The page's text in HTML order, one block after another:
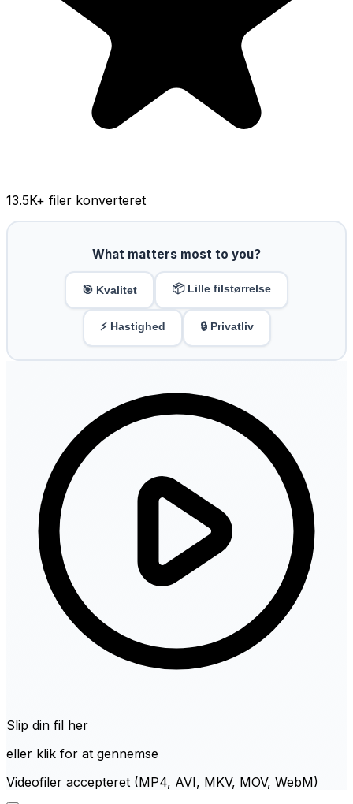
13.5K+ filer konverteret
What matters most to you?
🎯 Kvalitet 📦 Lille filstørrelse
⚡ Hastighed 🔒 Privatliv
Slip din fil her
eller klik for at gennemse
Videofiler accepteret (MP4, AVI, MKV, MOV, WebM)